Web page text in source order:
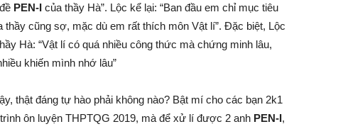
PEN-I của thầy Hà”. Lộc kể lại: “Ban đầu em chỉ mục tiêu
cũng sợ, mặc dù em rất thích môn Vật lí”. Đặc biệt, Lộc
Hà: “Vật lí có quá nhiều công thức mà chứng minh lâu,
khiến mình nhớ lâu”
thật đáng tự hào phải không nào? Bật mí cho các bạn 2k1
ôn luyện THPTQG 2019, mà để xử lí được 2 anh PEN-I,